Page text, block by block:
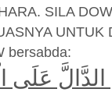
SILA
UNTUK
bersabda:
عَلَى